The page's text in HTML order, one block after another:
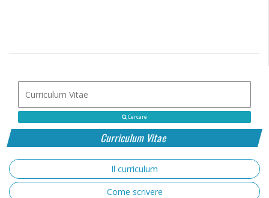
Cercare
Curriculum Vitae
Il curriculum
Come scrivere